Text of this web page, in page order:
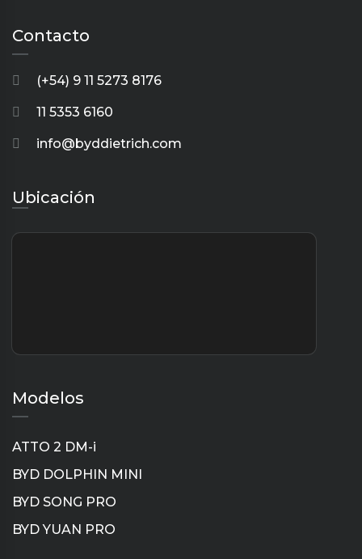
Contacto
(+54) 9 11 5273 8176
11 5353 6160
info@byddietrich.com
Ubicación
Modelos
ATTO 2 DM-i
BYD DOLPHIN MINI
BYD SONG PRO
BYD YUAN PRO